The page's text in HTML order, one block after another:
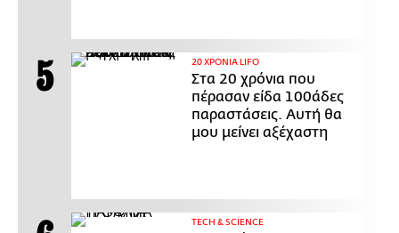
20 ΧΡΟΝΙΑ LIFO
Στα 20 χρόνια που
πέρασαν είδα 100άδες
παραστάσεις. Αυτή θα
μου μείνει αξέχαστη
ΤECH & SCIENCE